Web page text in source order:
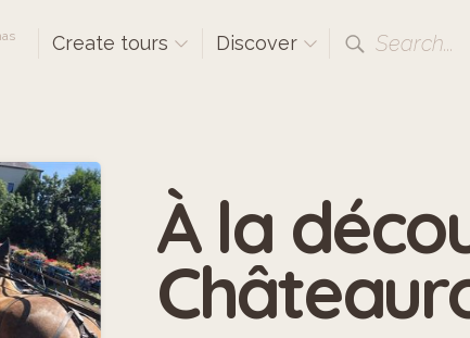
Create tours Discover Search...
À la